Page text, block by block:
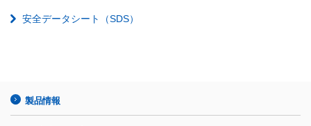
安全データシート（SDS）
製品情報